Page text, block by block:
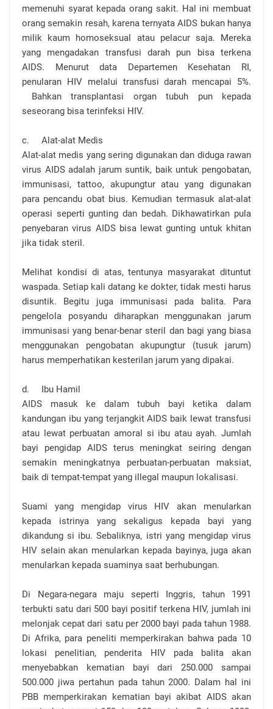
memenuhi syarat kepada orang sakit. Hal ini membuat
orang semakin resah, karena ternyata AIDS bukan hanya
milik kaum homoseksual atau pelacur saja. Mereka
yang mengadakan transfusi darah pun bisa terkena
AIDS. Menurut data Departemen Kesehatan RI,
penularan HIV melalui transfusi darah mencapai 5%.
Bahkan transplantasi organ tubuh pun kepada
seseorang bisa terinfeksi HIV.
c.
Alat-alat Medis
Alat-alat medis yang sering digunakan dan diduga rawan
virus AIDS adalah jarum suntik, baik untuk pengobatan,
immunisasi, tattoo, akupungtur atau yang digunakan
para pencandu obat bius. Kemudian termasuk alat-alat
operasi seperti gunting dan bedah. Dikhawatirkan pula
penyebaran virus AIDS bisa lewat gunting untuk khitan
jika tidak steril.
Melihat kondisi di atas, tentunya masyarakat dituntut
waspada. Setiap kali datang ke dokter, tidak mesti harus
disuntik. Begitu juga immunisasi pada balita. Para
pengelola posyandu diharapkan menggunakan jarum
immunisasi yang benar-benar steril dan bagi yang biasa
menggunakan pengobatan akupungtur (tusuk jarum)
harus memperhatikan kesterilan jarum yang dipakai.
d.
Ibu Hamil
AIDS masuk ke dalam tubuh bayi ketika dalam
kandungan ibu yang terjangkit AIDS baik lewat transfusi
atau lewat perbuatan amoral si ibu atau ayah. Jumlah
bayi pengidap AIDS terus meningkat seiring dengan
semakin meningkatnya perbuatan-perbuatan maksiat,
baik di tempat-tempat yang illegal maupun lokalisasi.
Suami yang mengidap virus HIV akan menularkan
kepada istrinya yang sekaligus kepada bayi yang
dikandung si ibu. Sebaliknya, istri yang mengidap virus
HIV selain akan menularkan kepada bayinya, juga akan
menularkan kepada suaminya saat berhubungan.
Di Negara-negara maju seperti Inggris, tahun 1991
terbukti satu dari 500 bayi positif terkena HIV, jumlah ini
melonjak cepat dari satu per 2000 bayi pada tahun 1988.
Di Afrika, para peneliti memperkirakan bahwa pada 10
lokasi penelitian, penderita HIV pada balita akan
menyebabkan kematian bayi dari 250.000 sampai
500.000 jiwa pertahun pada tahun 2000. Dalam hal ini
PBB memperkirakan kematian bayi akibat AIDS akan